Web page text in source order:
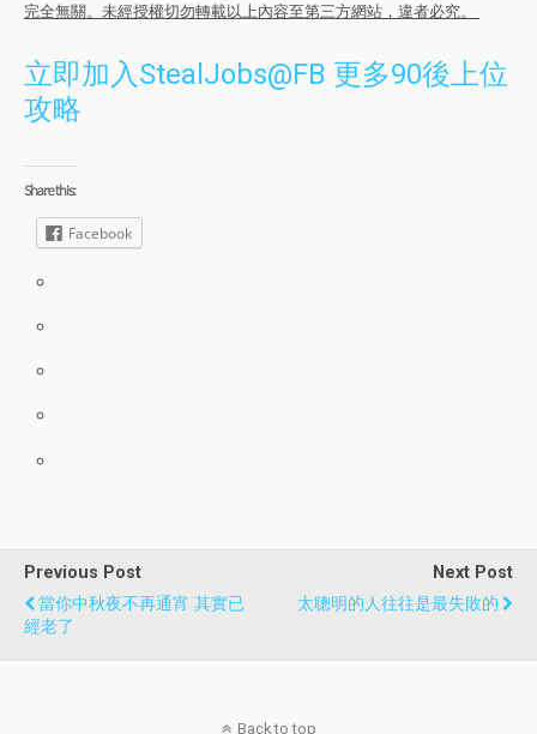
完全無關。未經授權切勿轉載以上內容至第三方網站，違者必究。
立即加入StealJobs@FB 更多90後上位
攻略
Share this:
Facebook
Previous Post
當你中秋夜不再通宵 其實已
經老了
Next Post
太聰明的人往往是最失敗的
Back to top